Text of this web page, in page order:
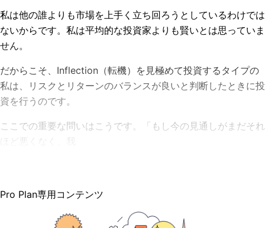
私は他の誰よりも市場を上手く立ち回ろうとしているわけでは
ないからです。私は平均的な投資家よりも賢いとは思っていま
せん。
だからこそ、Inflection（転機）を見極めて投資するタイプの
私は、リスクとリターンのバランスが良いと判断したときに投
資を行うのです。
ここでの重要な問いはこうです。「もし今の見通しがまだそれ
ほど悪くなく、我
Pro Plan専用コンテンツ